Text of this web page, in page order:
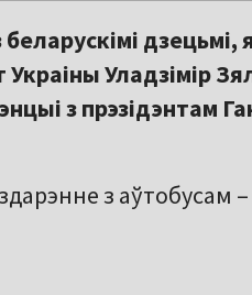
дзецьмі,
Украіны Уладзімір
з прэзідэнтам
з аўтобусам